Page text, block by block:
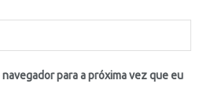
para a próxima vez que eu